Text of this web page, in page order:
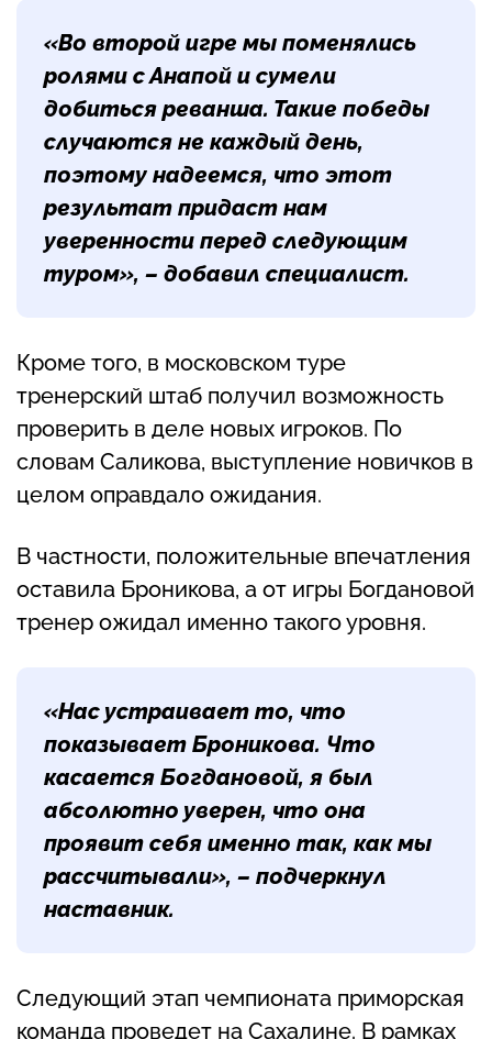
«Во второй игре мы поменялись
ролями с Анапой и сумели
добиться реванша. Такие победы
случаются не каждый день,
поэтому надеемся, что этот
результат придаст нам
уверенности перед следующим
туром», – добавил специалист.
Кроме того, в московском туре
тренерский штаб получил возможность
проверить в деле новых игроков. По
словам Саликова, выступление новичков в
целом оправдало ожидания.
В частности, положительные впечатления
оставила Броникова, а от игры Богдановой
тренер ожидал именно такого уровня.
«Нас устраивает то, что
показывает Броникова. Что
касается Богдановой, я был
абсолютно уверен, что она
проявит себя именно так, как мы
рассчитывали», – подчеркнул
наставник.
Следующий этап чемпионата приморская
команда проведет на Сахалине. В рамках